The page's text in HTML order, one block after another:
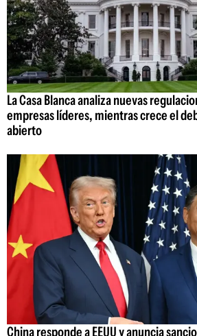
La Casa Blanca analiza nuevas
empresas líderes, mientras crece el
abierto
China responde a EEUU y anuncia